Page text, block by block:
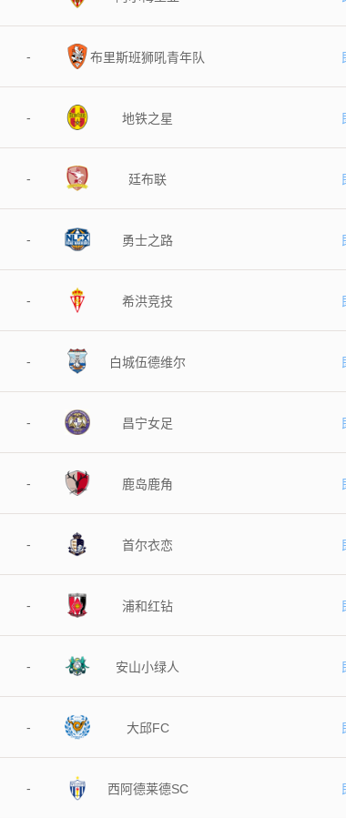
- 布里斯班狮吼青年队
- 地铁之星
- 廷布联
- 勇士之路
- 希洪竞技
- 白城伍德维尔
- 昌宁女足
- 鹿岛鹿角
- 首尔衣恋
- 浦和红钻
- 安山小绿人
- 大邱FC
- 西阿德莱德SC